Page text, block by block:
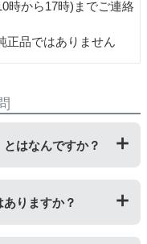
時から17時)までご連絡
正品ではありません
はなんですか？
、再度販売している
を節約することがで
りますか？